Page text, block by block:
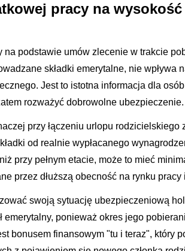
pracy na
na podstawie umów zlecenie w trakcie
składki emerytalne, nie wpływa
Jest to istotna informacja dla
rozważyć dobrowolne ubezpieczenie.
przy łączeniu urlopu rodzicielskiego
od realnie wypłacanego
przy pełnym etacie, może to mieć
przez dłuższą obecność na rynku
swoją sytuację ubezpieczeniową
emerytalny, ponieważ okres jego
bonusem finansowym "tu i teraz", który